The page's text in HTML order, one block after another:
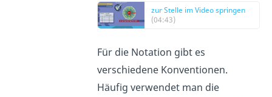
zur Stelle im Video springen
(04:43)
Für die Notation gibt es
verschiedene Konventionen.
Häufig verwendet man die